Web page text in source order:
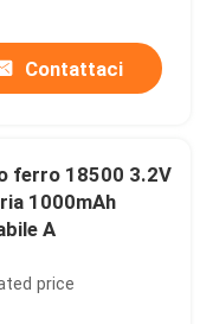
Contattaci
ferro 18500 3.2V
1000mAh
A
price